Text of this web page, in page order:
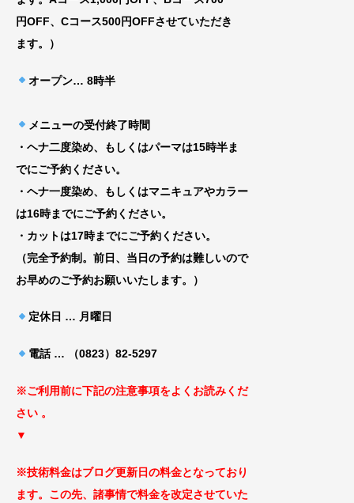
円OFF、Cコース500円OFFさせていただき
ます。）
オープン… 8時半
メニューの受付終了時間
・ヘナ二度染め、もしくはパーマは15時半ま
でにご予約ください。
・ヘナ一度染め、もしくはマニキュアやカラー
は16時までにご予約ください。
・カットは17時までにご予約ください。
（完全予約制。前日、当日の予約は難しいので
お早めのご予約お願いいたします。）
定休日 … 月曜日
電話 … （0823）82-5297
※ご利用前に下記の注意事項をよくお読みくだ
さい 。
▼
※技術料金はブログ更新日の料金となっており
ます。この先、諸事情で料金を改定させていた